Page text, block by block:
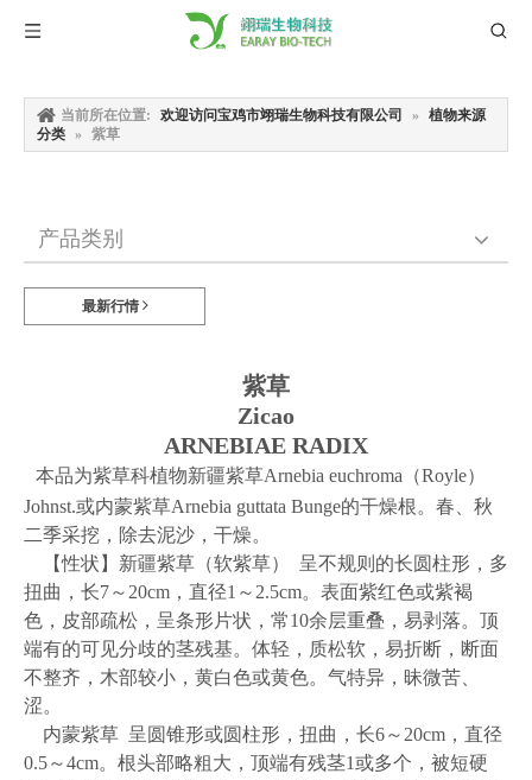
当前所在位置: 欢迎访问宝鸡市翊瑞生物科技有限公司 »
植物来源
分类 » 紫草
产品类别
最新行情
紫草
Zicao
ARNEBIAE RADIX
本品为紫草科植物新疆紫草Arnebia euchroma （Royle）
Johnst.或内蒙紫草Arnebia guttata Bunge的干燥根。春、秋
二季采挖，除去泥沙，干燥。
【性状】新疆紫草（软紫草）
呈不规则的长圆柱形，多
扭曲，长7～ 20cm ，直径1 ～ 2.5cm。表面紫红色或紫褐
色，皮部疏松，呈条形片状，常10余层重叠，易剥落。顶
端有的可见分歧的茎残基。体轻，质松软，易折断，断面
不整齐，木部较小，黄白色或黄色。气特异，昧微苦、
涩。
内蒙紫草 呈圆锥形或圆柱形，扭曲，长6～ 20cm ，直径
0.5～4cm。根头部略粗大，顶端有残茎1或多个，被短硬